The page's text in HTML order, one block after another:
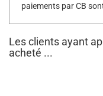
paiements par CB
Les clients ayant
acheté ...